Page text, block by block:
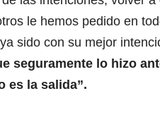
le hemos pedido en
sido con su mejor
seguramente lo hizo
es la salida”.